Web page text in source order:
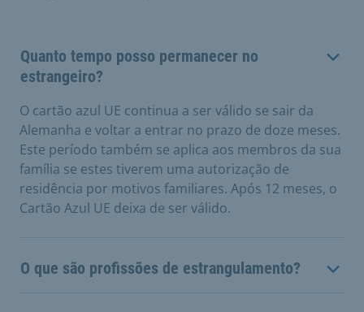
Quanto tempo posso permanecer no
estrangeiro?
O cartão azul UE continua a ser válido se sair da
Alemanha e voltar a entrar no prazo de doze meses.
Este período também se aplica aos membros da sua
família se estes tiverem uma autorização de
residência por motivos familiares. Após 12 meses, o
Cartão Azul UE deixa de ser válido.
O que são profissões de estrangulamento?